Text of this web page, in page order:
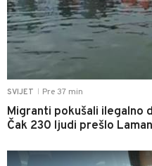
SVIJET Pre 37 min
Migranti pokušali ilegalno
Čak 230 ljudi prešlo